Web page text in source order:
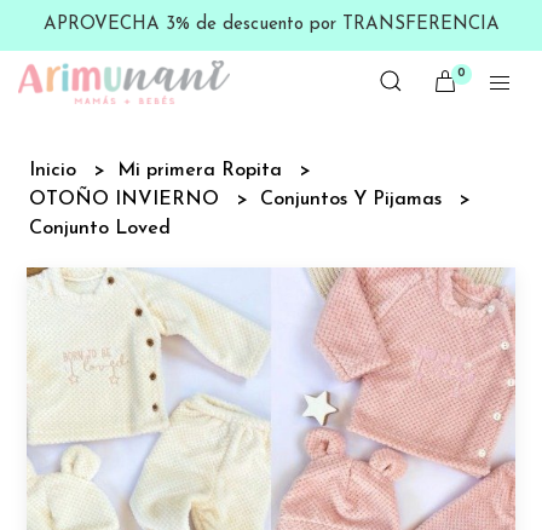
APROVECHA 3% de descuento por TRANSFERENCIA
0
Inicio
Mi primera Ropita
OTOÑO INVIERNO
Conjuntos Y Pijamas
Conjunto Loved